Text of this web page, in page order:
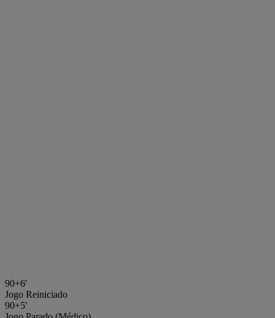
90+6'
Jogo Reiniciado
90+5'